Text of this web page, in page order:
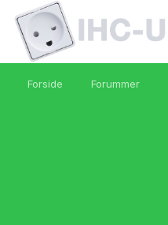
Forside Forummer